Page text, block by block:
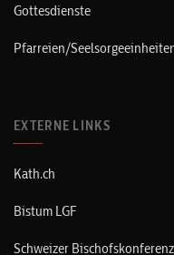
Gottesdienste
Pfarreien/
EXTERNE LINKS
Kath.ch
Bistum LGF
Schweizer Bischofskonferenz